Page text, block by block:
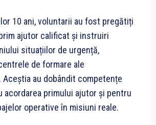
10 ani, voluntarii au fost pregătiți
ajutor calificat și instruiri
situațiilor de urgență,
de formare ale
au dobândit competențe
acordarea primului ajutor și pentru
operative în misiuni reale.